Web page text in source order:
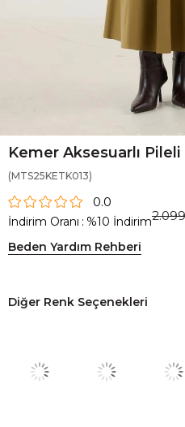
Kemer Aksesuarlı
(MTS25KETK013)
0.0
İndirim Oranı : %10 İndirim
Beden Yardım Rehberi
Diğer Renk Seçenekleri